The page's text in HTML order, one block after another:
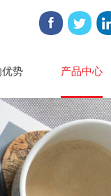
势 产品中心